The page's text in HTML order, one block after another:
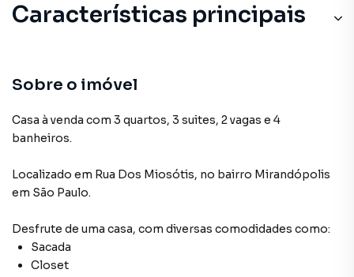
Características principais
Sobre o imóvel
Casa à venda com 3 quartos, 3 suites, 2 vagas e 4
banheiros.
Localizado em Rua Dos Miosótis, no bairro Mirandópolis
em São Paulo.
Desfrute de uma casa, com diversas comodidades como:
Sacada
Closet